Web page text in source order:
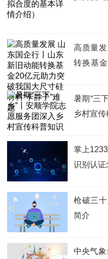
高质量
转换基
暑期“三
乡村宣
掌上
识别认证
枪破三
简介
中央气